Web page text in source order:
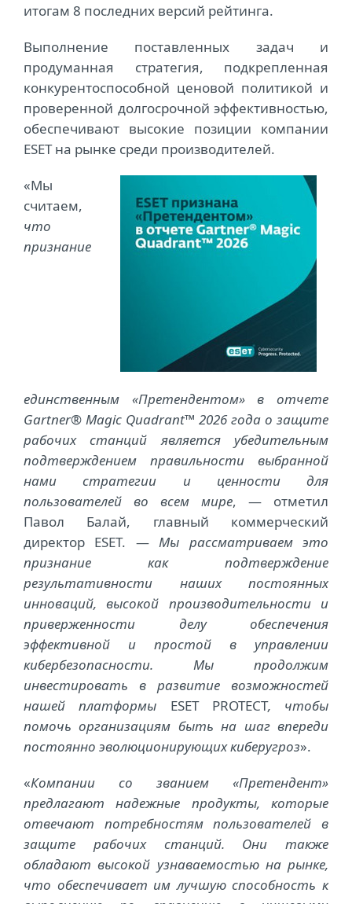
итогам 8 последних версий рейтинга.
Выполнение поставленных задач и
продуманная стратегия, подкрепленная
конкурентоспособной ценовой политикой и
проверенной долгосрочной эффективностью,
обеспечивают высокие позиции компании
ESET на рынке среди производителей.
«Мы
считаем,
что
признание
единственным «Претендентом» в отчете
Gartner® Magic Quadrant™ 2026 года о защите
рабочих станций является убедительным
подтверждением правильности выбранной
нами стратегии и ценности для
пользователей во всем мире, — отметил
Павол Балай, главный коммерческий
директор ESET. —Мы рассматриваем это
признание как подтверждение
результативности наших постоянных
инноваций, высокой производительности и
приверженности делу обеспечения
эффективной и простой в управлении
кибербезопасности. Мы продолжим
инвестировать в развитие возможностей
нашей платформы ESET PROTECT, чтобы
помочь организациям быть на шаг впереди
постоянно эволюционирующих киберугроз».
«Компании со званием «Претендент»
предлагают надежные продукты, которые
отвечают потребностям пользователей в
защите рабочих станций. Они также
обладают высокой узнаваемостью на рынке,
что обеспечивает им лучшую способность к